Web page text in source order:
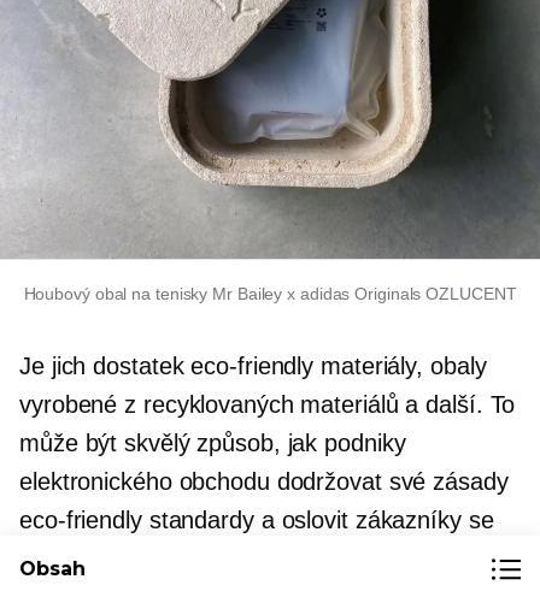
Houbový obal na tenisky Mr Bailey x adidas Originals OZLUCENT
Je jich dostatekeco-friendly materiály, obaly
vyrobené z recyklovaných materiálů a další. To
může být skvělý způsob, jak podniky
elektronického obchodu dodržovat své zásady
eco-friendlystandardy a oslovit zákazníky se
stejnými zájmy.
Obsah